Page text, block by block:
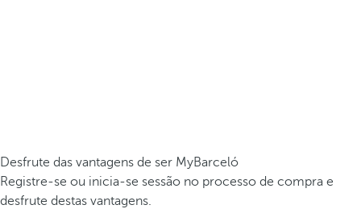
Desfrute das vantagens de ser MyBarceló
Registre-se ou inicia-se sessão no processo de compra e
desfrute destas vantagens.